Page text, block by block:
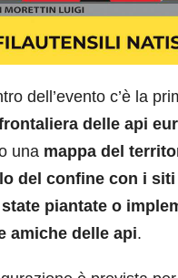
dell’evento c’è la
delle api
una mappa del
del confine con i
piantate o
amiche delle api.